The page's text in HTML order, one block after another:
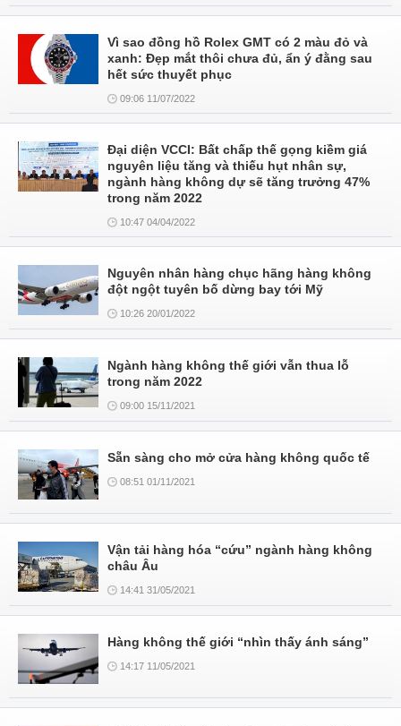
Vì sao đồng hồ Rolex GMT có 2 màu đỏ và
xanh: Đẹp mắt thôi chưa đủ, ẩn ý đằng sau
hết sức thuyết phục
09:06 11/07/2022
Đại diện VCCI: Bất chấp thế gọng kiềm giá
nguyên liệu tăng và thiếu hụt nhân sự,
ngành hàng không dự sẽ tăng trưởng 47%
trong năm 2022
10:47 04/04/2022
Nguyên nhân hàng chục hãng hàng không
đột ngột tuyên bố dừng bay tới Mỹ
10:26 20/01/2022
Ngành hàng không thế giới vẫn thua lỗ
trong năm 2022
09:00 15/11/2021
Sẵn sàng cho mở cửa hàng không quốc tế
08:51 01/11/2021
Vận tải hàng hóa “cứu” ngành hàng không
châu Âu
14:41 31/05/2021
Hàng không thế giới “nhìn thấy ánh sáng”
14:17 11/05/2021